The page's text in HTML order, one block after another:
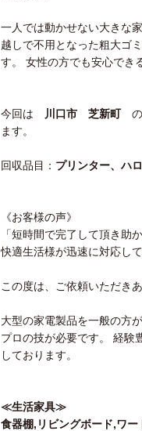
一人では動かせない大きな
越しで不用となった粗大ゴ
す。 女性の方でも安心でき
今回は 川口市 芝新町の
ます。
回収品目： プリンター、ハ
《お客様の声》
「短時間で完了して頂き助
快適生活様が迅速に対応し
この度は、ご依頼いただき
大型の家電製品を一般の方
プロの技が必要です。 経験
しております。
≪生活家具≫
食器棚,リビングボード,ワ